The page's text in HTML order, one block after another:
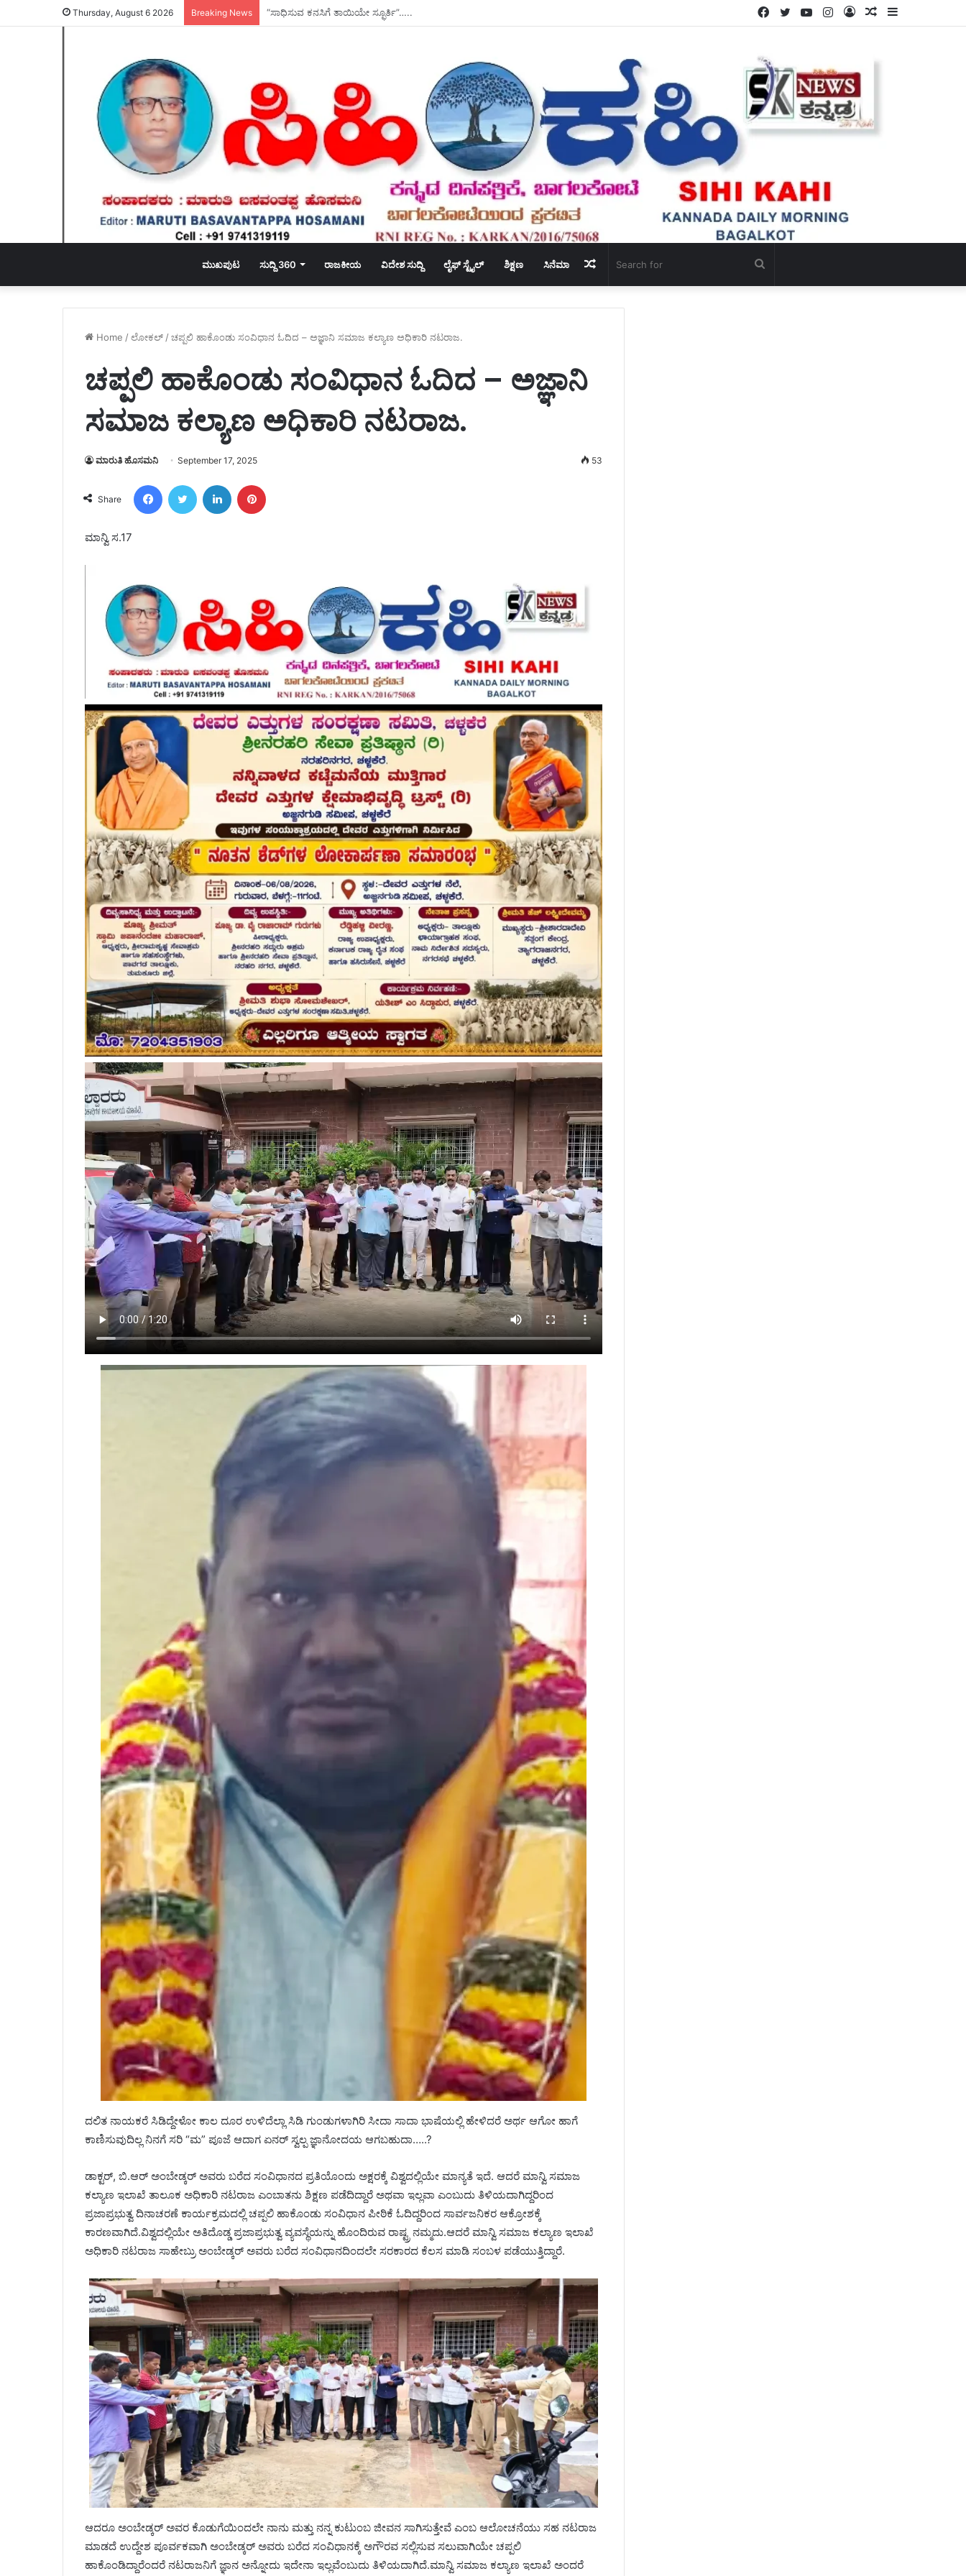
Thursday, August 6 2026 Breaking News E-Pepar 05.08.2026 Sidebar
Random
Log
Instagram
YouTube
Twitter
Facebook
ಮುಖಪುಟ ಸುದ್ದಿ 360 ರಾಜಕೀಯ ವಿದೇಶ ಸುದ್ದಿ ಲೈಫ್ ಸ್ಟೈಲ್ ಶಿಕ್ಷಣ ಸಿನೆಮಾ Search
Random
Article
Home /ಲೋಕಲ್ /ಚಪ್ಪಲಿ ಹಾಕೊಂಡು ಸಂವಿಧಾನ ಓದಿದ – ಅಜ್ಞಾನಿ ಸಮಾಜ ಕಲ್ಯಾಣ ಅಧಿಕಾರಿ ನಟರಾಜ.
ಚಪ್ಪಲಿ ಹಾಕೊಂಡು ಸಂವಿಧಾನ ಓದಿದ – ಅಜ್ಞಾನಿ
ಸಮಾಜ ಕಲ್ಯಾಣ ಅಧಿಕಾರಿ ನಟರಾಜ.
ಮಾರುತಿ ಹೊಸಮನಿ September 17, 2025 53
Share
FacebookTwitter LinkedIn
ಮಾನ್ವಿ ಸ.17
ದಲಿತ ನಾಯಕರೆ ಸಿಡಿದ್ದೇಳೋ ಕಾಲ ದೂರ ಉಳಿದೆಲ್ಲಾ ಸಿಡಿ ಗುಂಡುಗಳಾಗಿರಿ ಸೀದಾ ಸಾದಾ ಭಾಷೆಯಲ್ಲಿ ಹೇಳಿದರೆ ಅರ್ಥ ಆಗೋ ಹಾಗೆ
ಕಾಣಿಸುವುದಿಲ್ಲ ನಿನಗೆ ಸರಿ “ಮ” ಪೂಜೆ ಆದಾಗ ಏನರ್ ಸ್ವಲ್ಪ ಜ್ಞಾನೋದಯ ಆಗಬಹುದಾ…..?
ಡಾಕ್ಟರ್, ಬಿ.ಆರ್ ಅಂಬೇಡ್ಕರ್ ಅವರು ಬರೆದ ಸಂವಿಧಾನದ ಪ್ರತಿಯೊಂದು ಅಕ್ಷರಕ್ಕೆ ವಿಶ್ವದಲ್ಲಿಯೇ ಮಾನ್ಯತೆ ಇದೆ. ಆದರೆ ಮಾನ್ವಿ ಸಮಾಜ
ಕಲ್ಯಾಣ ಇಲಾಖೆ ತಾಲೂಕ ಅಧಿಕಾರಿ ನಟರಾಜ ಎಂಬಾತನು ಶಿಕ್ಷಣ ಪಡೆದಿದ್ದಾರೆ ಅಥವಾ ಇಲ್ಲವಾ ಎಂಬುದು ತಿಳಿಯದಾಗಿದ್ದರಿಂದ
ಪ್ರಜಾಪ್ರಭುತ್ವ ದಿನಾಚರಣೆ ಕಾರ್ಯಕ್ರಮದಲ್ಲಿ ಚಪ್ಪಲಿ ಹಾಕೊಂಡು ಸಂವಿಧಾನ ಪೀಠಿಕೆ ಓದಿದ್ದರಿಂದ ಸಾರ್ವಜನಿಕರ ಆಕ್ರೋಶಕ್ಕೆ
ಕಾರಣವಾಗಿದೆ.ವಿಶ್ವದಲ್ಲಿಯೇ ಅತಿದೊಡ್ಡ ಪ್ರಜಾಪ್ರಭುತ್ವ ವ್ಯವಸ್ಥೆಯನ್ನು ಹೊಂದಿರುವ ರಾಷ್ಟ್ರ ನಮ್ಮದು.‌ಆದರೆ‌ ಮಾನ್ವಿ ಸಮಾಜ ಕಲ್ಯಾಣ ಇಲಾಖೆ
ಅಧಿಕಾರಿ ನಟರಾಜ ಸಾಹೇಬ್ರು ಅಂಬೇಡ್ಕರ್ ಅವರು ಬರೆದ ಸಂವಿಧಾನದಿಂದಲೇ ಸರಕಾರದ ಕೆಲಸ ಮಾಡಿ ಸಂಬಳ ಪಡೆಯುತ್ತಿದ್ದಾರೆ.
ಆದರೂ ಅಂಬೇಡ್ಕರ್ ಅವರ ಕೊಡುಗೆಯಿಂದಲೇ ನಾನು ಮತ್ತು ನನ್ನ ಕುಟುಂಬ ಜೀವನ ಸಾಗಿಸುತ್ತೇವೆ ಎಂಬ ಆಲೋಚನೆಯು ಸಹ ನಟರಾಜ
ಮಾಡದೆ ಉದ್ದೇಶ ಪೂರ್ವಕವಾಗಿ ಅಂಬೇಡ್ಕರ್ ಅವರು ಬರೆದ ಸಂವಿಧಾನಕ್ಕೆ ಅಗೌರವ ಸಲ್ಲಿಸುವ ಸಲುವಾಗಿಯೇ ಚಪ್ಪಲಿ
ಹಾಕೊಂಡಿದ್ದಾರೆಂದರೆ ನಟರಾಜನಿಗೆ ಜ್ಞಾನ ಅನ್ನೋದು ಇದೇನಾ ಇಲ್ಲವೆಂಬುದು ತಿಳಿಯದಾಗಿದೆ.ಮಾನ್ವಿ ಸಮಾಜ ಕಲ್ಯಾಣ ಇಲಾಖೆ ಅಂದರೆ